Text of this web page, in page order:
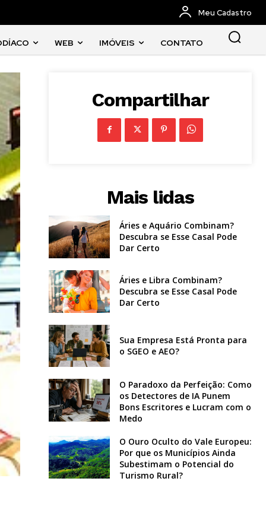
Meu Cadastro
WEB IMÓVEIS CONTATO
Compartilhar
Mais lidas
Áries e Aquário Combinam?
Descubra se Esse Casal Pode
Dar Certo
Áries e Libra Combinam?
Descubra se Esse Casal Pode
Dar Certo
Sua Empresa Está Pronta para
o SGEO e AEO?
O Paradoxo da Perfeição: Como
os Detectores de IA Punem
Bons Escritores e Lucram com o
Medo
O Ouro Oculto do Vale Europeu:
Por que os Municípios Ainda
Subestimam o Potencial do
Turismo Rural?